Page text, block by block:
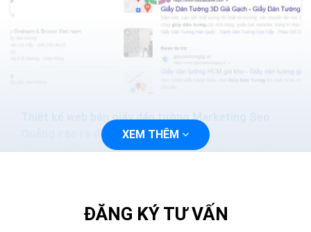
Thiết kế web bán giấy dán tường Marketing Seo
Quảng cáo ra đơn 100%
Trong thời đại công nghệ 4.0 việc marketing hay tiếp
XEM THÊM
ĐĂNG KÝ TƯ VẤN